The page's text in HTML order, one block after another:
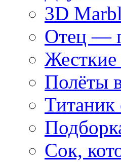
3D
Отец —
Полёты
Титаник
Сок,